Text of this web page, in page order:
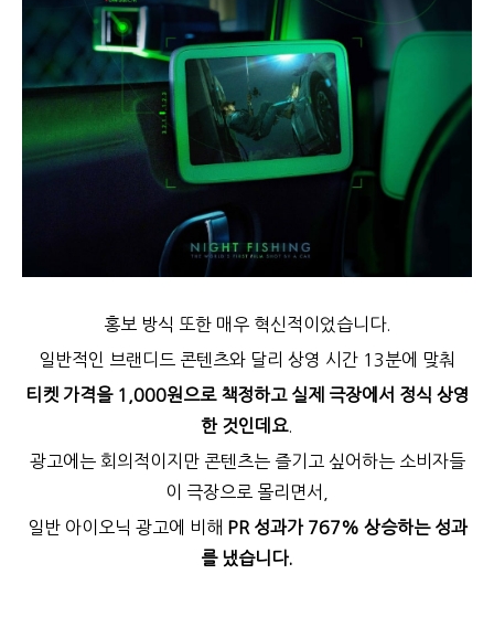
홍보 방식 또한 매우 혁신적이었습니다.
일반적인 브랜디드 콘텐츠와 달리 상영 시간 13분에 맞춰
티켓 가격을 1,000원으로 책정하고 실제 극장에서 정식 상영
한 것인데요.
광고에는 회의적이지만 콘텐츠는 즐기고 싶어하는 소비자들
이 극장으로 몰리면서,
일반 아이오닉 광고에 비해 PR 성과가 767% 상승하는 성과
를 냈습니다.